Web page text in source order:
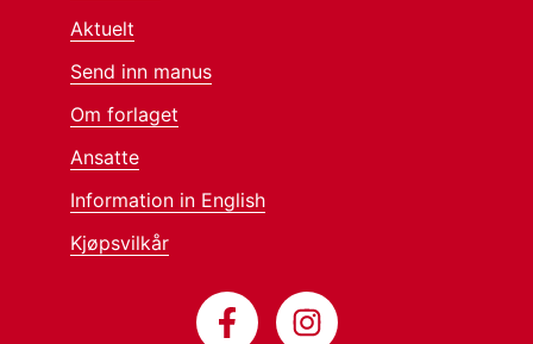
Aktuelt
Send inn manus
Om forlaget
Ansatte
Information in English
Kjøpsvilkår